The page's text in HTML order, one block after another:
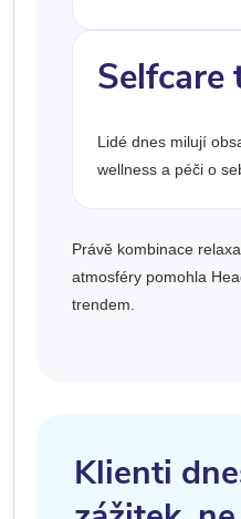
Selfcare
Lidé dnes milují
wellness a péči o
Právě kombinace
atmosféry pomohla
trendem.
Klienti